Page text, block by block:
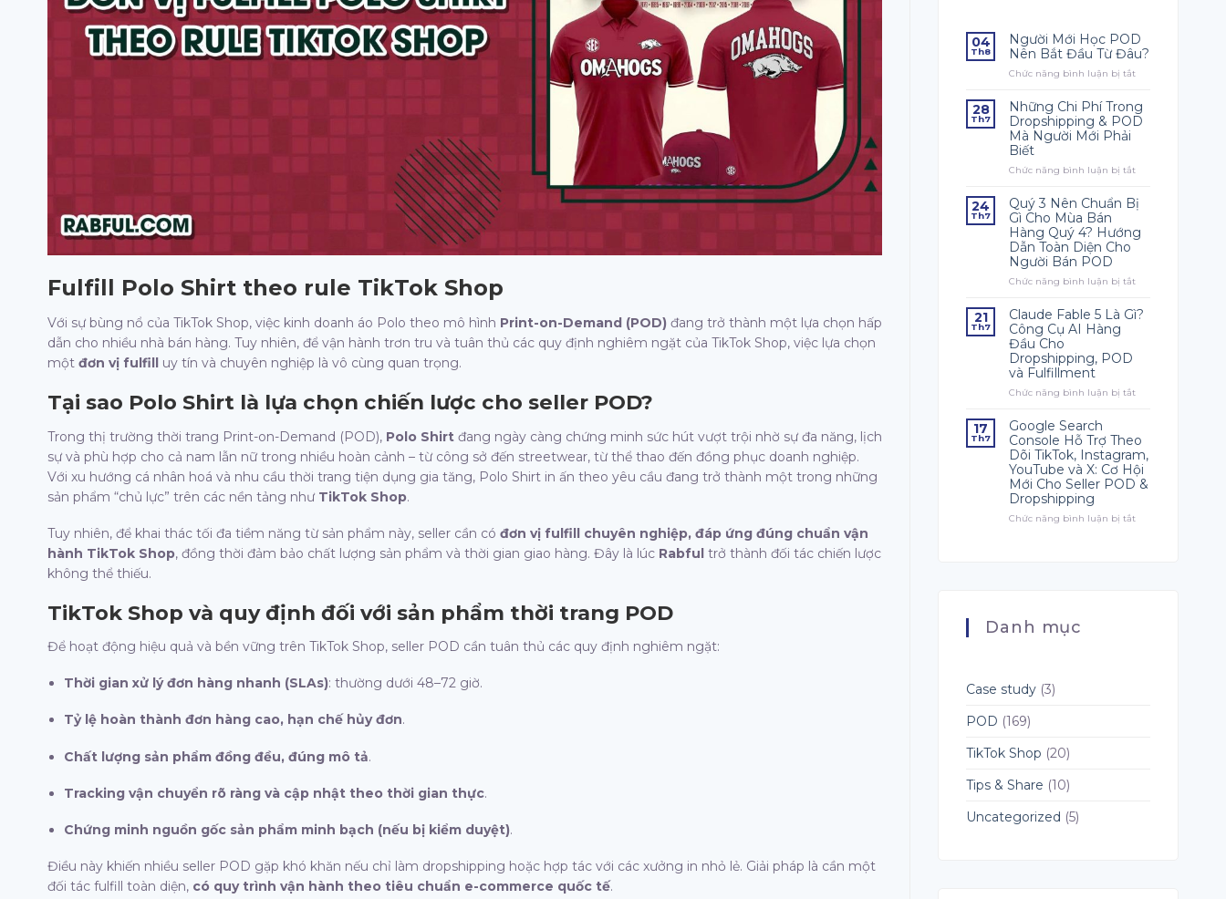
Fulfill Polo Shirt theo rule TikTok Shop
Với sự bùng nổ của TikTok Shop, việc kinh doanh áo Polo theo mô hình Print-on-Demand (POD) đang trở thành một lựa chọn hấp
dẫn cho nhiều nhà bán hàng. Tuy nhiên, để vận hành trơn tru và tuân thủ các quy định nghiêm ngặt của TikTok Shop, việc lựa chọn
một đơn vị fulfill uy tín và chuyên nghiệp là vô cùng quan trọng.
Tại sao Polo Shirt là lựa chọn chiến lược cho seller POD?
Trong thị trường thời trang Print-on-Demand (POD), Polo Shirt đang ngày càng chứng minh sức hút vượt trội nhờ sự đa năng, lịch
sự và phù hợp cho cả nam lẫn nữ trong nhiều hoàn cảnh – từ công sở đến streetwear, từ thể thao đến đồng phục doanh nghiệp.
Với xu hướng cá nhân hoá và nhu cầu thời trang tiện dụng gia tăng, Polo Shirt in ấn theo yêu cầu đang trở thành một trong những
sản phẩm “chủ lực” trên các nền tảng như TikTok Shop.
Tuy nhiên, để khai thác tối đa tiềm năng từ sản phẩm này, seller cần có đơn vị fulfill chuyên nghiệp, đáp ứng đúng chuẩn vận
hành TikTok Shop, đồng thời đảm bảo chất lượng sản phẩm và thời gian giao hàng. Đây là lúc Rabful trở thành đối tác chiến lược
không thể thiếu.
TikTok Shop và quy định đối với sản phẩm thời trang POD
Để hoạt động hiệu quả và bền vững trên TikTok Shop, seller POD cần tuân thủ các quy định nghiêm ngặt:
Thời gian xử lý đơn hàng nhanh (SLAs): thường dưới 48–72 giờ.
Tỷ lệ hoàn thành đơn hàng cao, hạn chế hủy đơn.
Chất lượng sản phẩm đồng đều, đúng mô tả.
Tracking vận chuyển rõ ràng và cập nhật theo thời gian thực.
Chứng minh nguồn gốc sản phẩm minh bạch (nếu bị kiểm duyệt).
Điều này khiến nhiều seller POD gặp khó khăn nếu chỉ làm dropshipping hoặc hợp tác với các xưởng in nhỏ lẻ. Giải pháp là cần một
đối tác fulfill toàn diện, có quy trình vận hành theo tiêu chuẩn e-commerce quốc tế.
04
Th8
Người Mới Học POD
Nên Bắt Đầu Từ Đâu?
Chức năng bình luận bị tắt
Học
POD
Đâu?
28
Th7
Những Chi Phí Trong
Dropshipping & POD
Mà Người Mới Phải
Biết
Chức năng bình luận bị tắt
Chi
Phí
Dropshipping
Phải
24
Th7
Quý 3 Nên Chuẩn Bị
Gì Cho Mùa Bán
Hàng Quý 4? Hướng
Dẫn Toàn Diện Cho
Người Bán POD
Chức năng bình luận bị tắt
3
Nên
4?
Hướng
Dẫn
Toàn
21
Th7
Claude Fable 5 Là Gì?
Công Cụ AI Hàng
Đầu Cho
Dropshipping, POD
và Fulfillment
Chức năng bình luận bị tắt
Là
Gì?
Công
Cụ
17
Th7
Google Search
Console Hỗ Trợ Theo
Dõi TikTok, Instagram,
YouTube và X: Cơ Hội
Mới Cho Seller POD &
Dropshipping
Chức năng bình luận bị tắt
Danh mục
Case study (3)
POD (169)
TikTok Shop (20)
Tips & Share (10)
Uncategorized (5)